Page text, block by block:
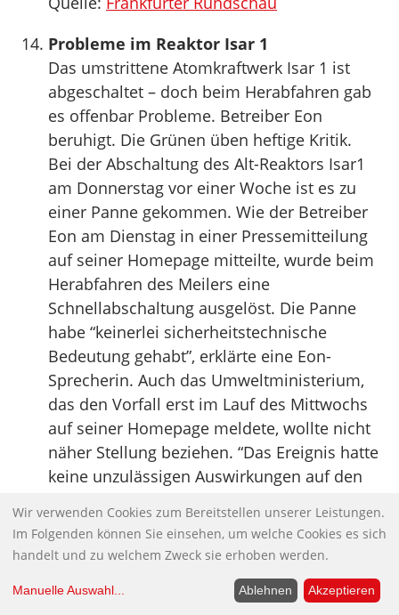
Probleme im Reaktor Isar 1
Das umstrittene Atomkraftwerk Isar 1 ist
abgeschaltet – doch beim Herabfahren gab
es offenbar Probleme. Betreiber Eon
beruhigt. Die Grünen üben heftige Kritik.
Bei der Abschaltung des Alt-Reaktors Isar1
am Donnerstag vor einer Woche ist es zu
einer Panne gekommen. Wie der Betreiber
Eon am Dienstag in einer Pressemitteilung
auf seiner Homepage mitteilte, wurde beim
Herabfahren des Meilers eine
Schnellabschaltung ausgelöst. Die Panne
habe “keinerlei sicherheitstechnische
Bedeutung gehabt”, erklärte eine Eon-
Sprecherin. Auch das Umweltministerium,
das den Vorfall erst im Lauf des Mittwochs
auf seiner Homepage meldete, wollte nicht
näher Stellung beziehen. “Das Ereignis hatte
keine unzulässigen Auswirkungen auf den
Umgebung”, hieß es lapidar auf der
Homepage des Hauses von Minister Markus
Für Henrik Paulitz, den Atomexperten der
Wir verwenden Cookies zum Bereitstellen unserer Leistungen.
Im Folgenden können Sie einsehen, um welche Cookies es sich
handelt und zu welchem Zweck sie erhoben werden.
Manuelle Auswahl... Ablehnen Akzeptieren